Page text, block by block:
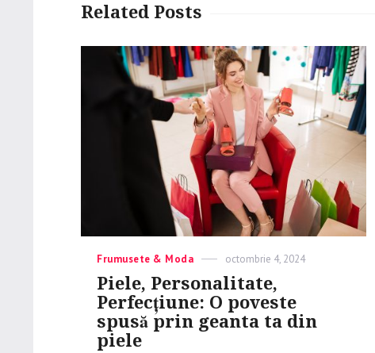
Related Posts
Categories
Frumusete & Moda
Posted
on
octombrie 4, 2024
Piele, Personalitate,
Perfecțiune: O poveste
spusă prin geanta ta din
piele